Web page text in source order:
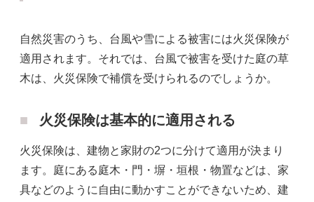
自然災害のうち、台風や雪による被害には火災保険が
適用されます。それでは、台風で被害を受けた庭の草
木は、火災保険で補償を受けられるのでしょうか。
火災保険は基本的に適用される
火災保険は、建物と家財の2つに分けて適用が決まり
ます。庭にある庭木・門・塀・垣根・物置などは、家
具などのように自由に動かすことができないため、建